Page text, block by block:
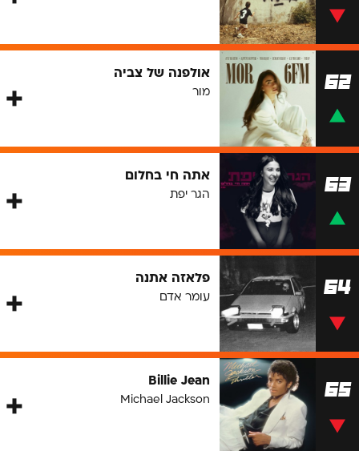
62 אולפנה של צביה
מור
63 אתה חי בחלום
הגר יפת
64 פלאזה אתנה
עומר אדם
65
Billie Jean
Michael Jackson